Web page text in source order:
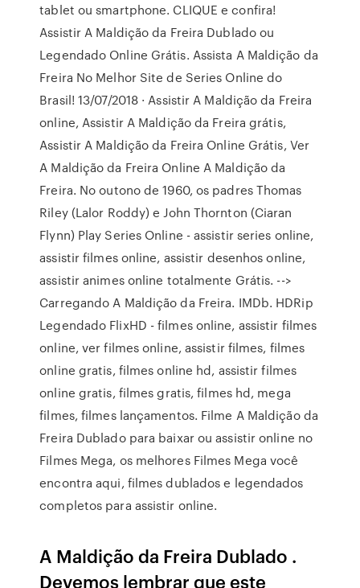
tablet ou smartphone. CLIQUE e confira!
Assistir A Maldição da Freira Dublado ou
Legendado Online Grátis. Assista A Maldição da
Freira No Melhor Site de Series Online do
Brasil! 13/07/2018 · Assistir A Maldição da Freira
online, Assistir A Maldição da Freira grátis,
Assistir A Maldição da Freira Online Grátis, Ver
A Maldição da Freira Online A Maldição da
Freira. No outono de 1960, os padres Thomas
Riley (Lalor Roddy) e John Thornton (Ciaran
Flynn) Play Series Online - assistir series online,
assistir filmes online, assistir desenhos online,
assistir animes online totalmente Grátis. -->
Carregando A Maldição da Freira. IMDb. HDRip
Legendado FlixHD - filmes online, assistir filmes
online, ver filmes online, assistir filmes, filmes
online gratis, filmes online hd, assistir filmes
online gratis, filmes gratis, filmes hd, mega
filmes, filmes lançamentos. Filme A Maldição da
Freira Dublado para baixar ou assistir online no
Filmes Mega, os melhores Filmes Mega você
encontra aqui, filmes dublados e legendados
completos para assistir online.
A Maldição da Freira Dublado .
Devemos lembrar que este